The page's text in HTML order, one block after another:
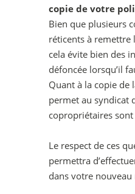
copie de votre
Bien que plusieurs
réticents à remettre
cela évite bien des
défoncée lorsqu’il
Quant à la copie de
permet au syndicat
copropriétaires
Le respect de ces
permettra
dans votre